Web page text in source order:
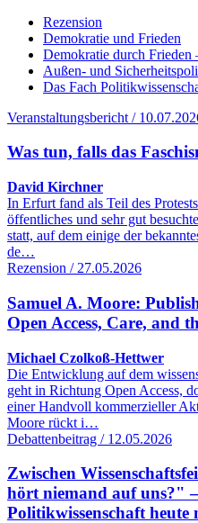
Rezension
Demokratie und Frieden
Demokratie durch Frieden
Außen- und
Das Fach
Veranstaltungsbericht /
Was tun, falls das
David Kirchner
In Erfurt fand als Teil des
öffentliches und sehr gut
statt, auf dem einige der
de…
Rezension / 27.05.2026
Samuel A. Moore:
Open Access, Care, and
Michael Czolkoß-Hettwer
Die Entwicklung auf dem
geht in Richtung Open Access,
einer Handvoll kommerzieller
Moore rückt i…
Debattenbeitrag / 12.05.2026
Zwischen
hört niemand auf uns?"
Politikwissenschaft heute